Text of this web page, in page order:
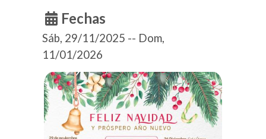
Fechas
Sáb, 29/11/2025 -- Dom,
11/01/2026